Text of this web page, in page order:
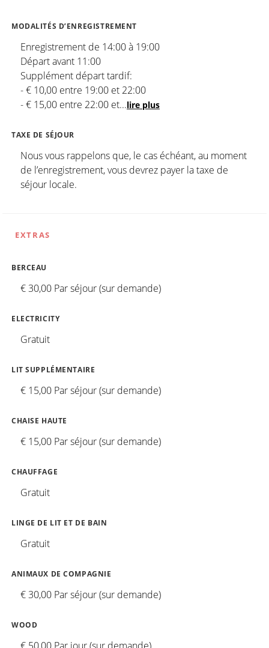
MODALITÉS D’ENREGISTREMENT
Enregistrement de 14:00 à 19:00
Départ avant 11:00
Supplément départ tardif:
- € 10,00 entre 19:00 et 22:00
- € 15,00 entre 22:00 et...lire plus
TAXE DE SÉJOUR
Nous vous rappelons que, le cas échéant, au moment
de l’enregistrement, vous devrez payer la taxe de
séjour locale.
EXTRAS
BERCEAU
€ 30,00 Par séjour (sur demande)
ELECTRICITY
Gratuit
LIT SUPPLÉMENTAIRE
€ 15,00 Par séjour (sur demande)
CHAISE HAUTE
€ 15,00 Par séjour (sur demande)
CHAUFFAGE
Gratuit
LINGE DE LIT ET DE BAIN
Gratuit
ANIMAUX DE COMPAGNIE
€ 30,00 Par séjour (sur demande)
WOOD